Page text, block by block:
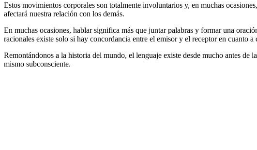
Estos movimientos corporales son totalmente involuntarios y, en muchas
afectará nuestra relación con los demás.
En muchas ocasiones, hablar significa más que juntar palabras y formar una
racionales existe solo si hay concordancia entre el emisor y el receptor en
Remontándonos a la historia del mundo, el lenguaje existe desde mucho antes
mismo subconsciente.